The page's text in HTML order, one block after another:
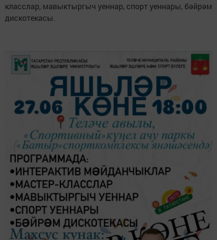
класслар, мавыктыргыч уеннар, спорт уеннары, бәйрәм
дискотекасы.